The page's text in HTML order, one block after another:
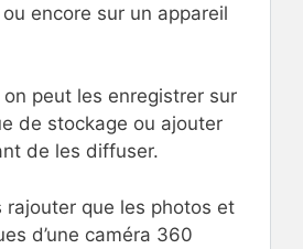
encore sur un appareil
peut les enregistrer sur
de stockage ou ajouter
de les diffuser.
rajouter que les photos et
d’une caméra 360